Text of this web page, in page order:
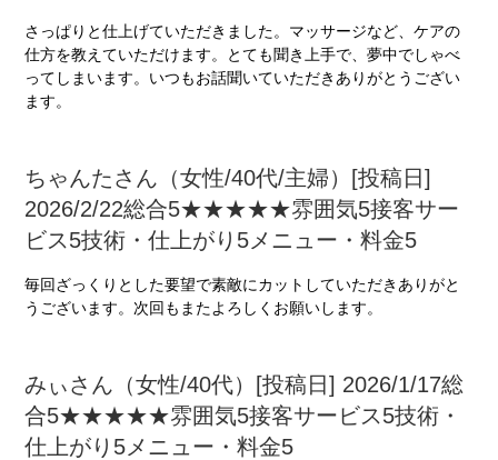
さっぱりと仕上げていただきました。マッサージなど、ケアの
仕方を教えていただけます。とても聞き上手で、夢中でしゃべ
ってしまいます。いつもお話聞いていただきありがとうござい
ます。
ちゃんたさん（女性/40代/主婦）[投稿日]
2026/2/22総合5★★★★★雰囲気5接客サー
ビス5技術・仕上がり5メニュー・料金5
毎回ざっくりとした要望で素敵にカットしていただきありがと
うございます。次回もまたよろしくお願いします。
みぃさん（女性/40代）[投稿日] 2026/1/17総
合5★★★★★雰囲気5接客サービス5技術・
仕上がり5メニュー・料金5